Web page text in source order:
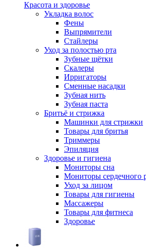
Красота и здоровье
Укладка волос
Фены
Выпрямители
Стайлеры
Уход за полостью рта
Зубные щётки
Скалеры
Ирригаторы
Сменные насадки
Зубная нить
Зубная паста
Бритьё и стрижка
Машинки для стрижки
Товары для бритья
Триммеры
Эпиляция
Здоровье и гигиена
Мониторы сна
Мониторы сердечного
Уход за лицом
Товары для гигиены
Массажеры
Товары для фитнеса
Здоровье